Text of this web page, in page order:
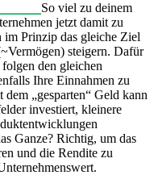
So viel zu deinem
jetzt damit zu
im Prinzip das gleiche Ziel
steigern. Dafür
den gleichen
Ihre Einnahmen zu
„gesparten“ Geld kann
investiert, kleinere
Ganze? Richtig, um das
und die Rendite zu